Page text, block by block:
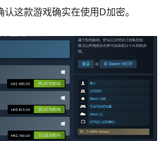
这款游戏确实在使用D加密。